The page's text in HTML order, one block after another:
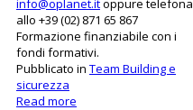
info@oplanet.itoppure telefona
allo +39 (02) 871 65 867
Formazione finanziabile con i
fondi formativi.
Pubblicato in Team Building e
sicurezza
Read more